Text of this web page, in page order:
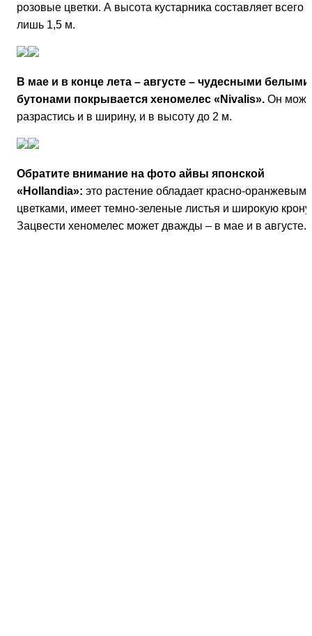
розовые цветки. А высота кустарника составляет всего
лишь 1,5 м.
В мае и в конце лета – августе – чудесными белыми
бутонами покрывается хеномелес «Nivalis». Он
разрастись и в ширину, и в высоту до 2 м.
Обратите внимание на фото айвы японской
«Hollandia»: это растение обладает красно-оранжевыми
цветками, имеет темно-зеленые листья и широкую крону.
Зацвести хеномелес может дважды – в мае и в августе.